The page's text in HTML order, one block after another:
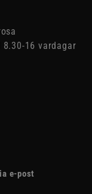
16 vardagar
e-post